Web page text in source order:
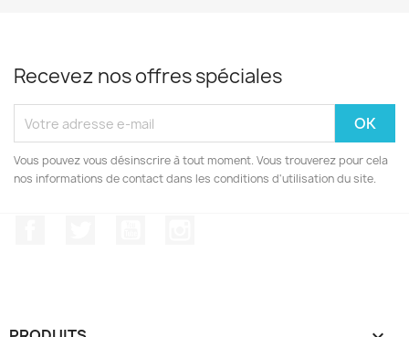
Recevez nos offres spéciales
Vous pouvez vous désinscrire à tout moment. Vous trouverez pour cela
nos informations de contact dans les conditions d'utilisation du site.